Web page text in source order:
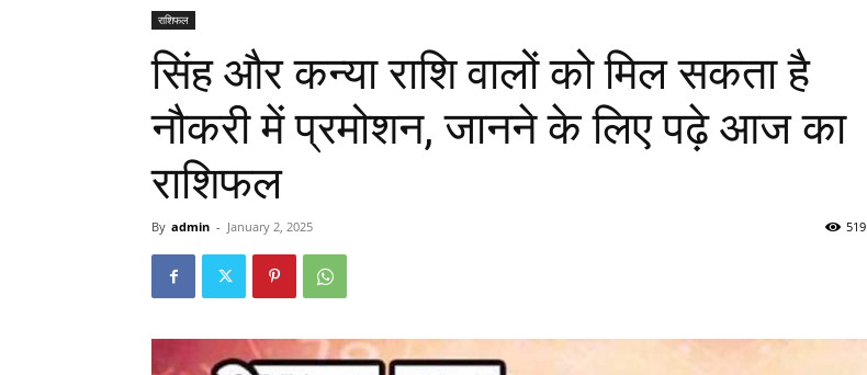
राशिफल
सिंह और कन्या राशि वालों को मिल सकता है
नौकरी में प्रमोशन, जानने के लिए पढ़े आज का
राशिफल
By admin - January 2, 2025 519